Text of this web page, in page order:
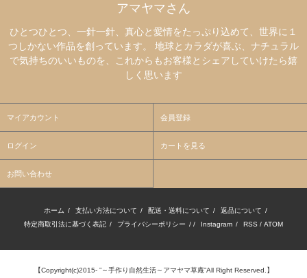
アマヤマさん
ひとつひとつ、一針一針、真心と愛情をたっぷり込めて、世界に１
つしかない作品を創っています。 地球とカラダが喜ぶ、ナチュラル
で気持ちのいいものを、これからもお客様とシェアしていけたら嬉
しく思います
マイアカウント 会員登録
ログイン カートを見る
お問い合わせ
ホーム / 支払い方法について / 配送・送料について / 返品について /
特定商取引法に基づく表記 / プライバシーポリシー / / Instagram / RSS / ATOM
【Copyright(c)2015- ”～手作り自然生活～アマヤマ草庵”All Right Reserved.】